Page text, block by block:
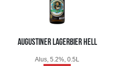
AUGUSTINER LAGERBIER HELL
Alus, 5.2%, 0.5L